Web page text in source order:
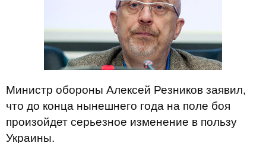
Министр обороны Алексей Резников заявил,
что до конца нынешнего года на поле боя
произойдет серьезное изменение в пользу
Украины.